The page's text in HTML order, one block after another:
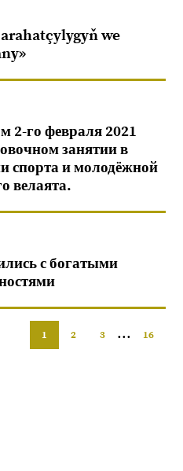
we
2-го февраля 2021
занятии в
спорта и молодёжной
велаята.
с богатыми
1 2 3 ... 16